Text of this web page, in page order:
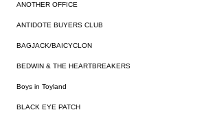
ANOTHER OFFICE
ANTIDOTE BUYERS CLUB
BAGJACK/BAICYCLON
BEDWIN & THE HEARTBREAKERS
Boys in Toyland
BLACK EYE PATCH